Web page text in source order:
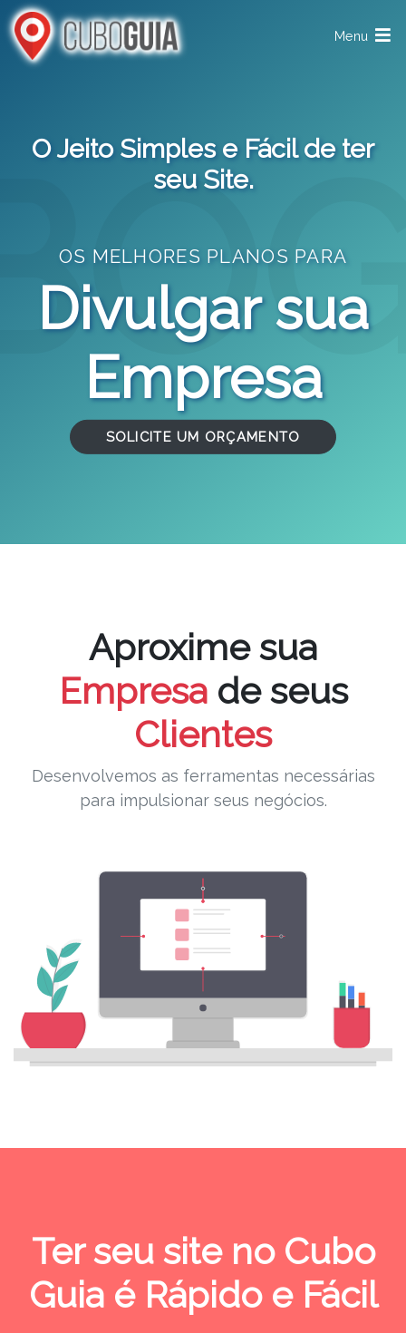
Menu
O Jeito Simples e Fácil de ter
seu Site.
OS MELHORES PLANOS PARA
Divulgar sua
Empresa
SOLICITE UM ORÇAMENTO
Aproxime sua
Empresade seus
Clientes
Desenvolvemos as ferramentas necessárias
para impulsionar seus negócios.
Ter seu site no Cubo
Guia é Rápido e Fácil